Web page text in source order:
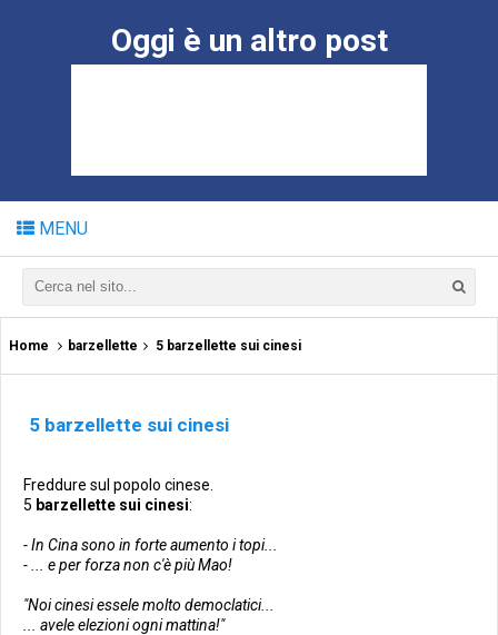
Oggi è un altro post
MENU
Home barzellette 5 barzellette sui cinesi
5 barzellette sui cinesi
Freddure sul popolo cinese.
5 barzellette sui cinesi:
- In Cina sono in forte aumento i topi...
- ... e per forza non c'è più Mao!
"Noi cinesi essele molto democlatici...
... avele elezioni ogni mattina!"